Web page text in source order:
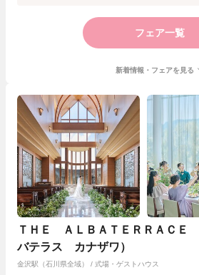
フェア一覧
新着情報・フェアを見る
ＴＨＥ ＡＬＢＡＴＥＲＲＡＣ
バテラス カナザワ）
金沢駅（石川県全域） / 式場・ゲストハウス